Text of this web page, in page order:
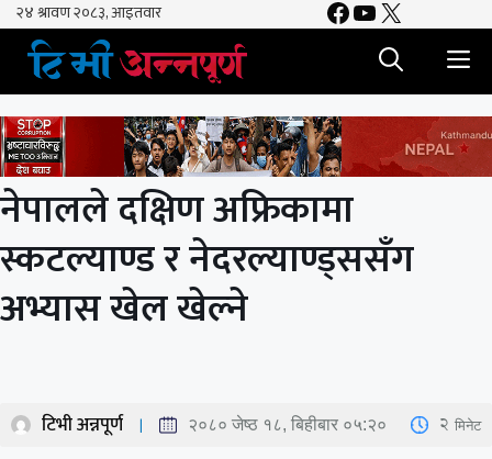
Skip
content
Facebook
YouTube
X
नेपालले दक्षिण अफ्रिकामा
स्कटल्याण्ड र नेदरल्याण्ड्ससँग
अभ्यास खेल खेल्ने
टिभी अन्नपूर्ण २०८० जेष्ठ १८, बिहीबार ०५:२० 2 मिनेट